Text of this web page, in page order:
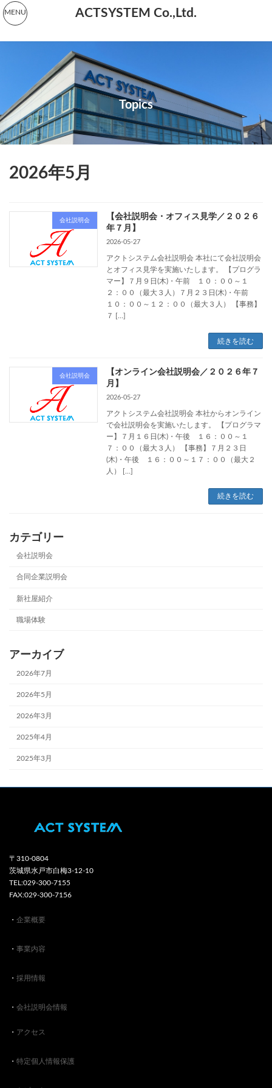
コ
ン
ナ
ビ
ACTSYSTEM Co.,Ltd.
Topics
2026年5月
会社説明会
【会社説明会・オフィス見学／２０２６
年７月】
2026-05-27
アクトシステム会社説明会 本社にて会社説明会
とオフィス見学を実施いたします。 【プログラ
マー】７月９日(木)・午前 １０：００～１
２：００（最大３人）７月２３日(木)・午前
１０：００～１２：００（最大３人） 【事務】
７ […]
続きを読む
会社説明会
【オンライン会社説明会／２０２６年７
月】
2026-05-27
アクトシステム会社説明会 本社からオンライン
で会社説明会を実施いたします。 【プログラマ
ー】７月１６日(木)・午後 １６：００～１
７：００（最大３人） 【事務】７月２３日
(木)・午後 １６：００～１７：００（最大２
人） […]
続きを読む
カテゴリー
会社説明会
合同企業説明会
新社屋紹介
職場体験
アーカイブ
2026年7月
2026年5月
2026年3月
2025年4月
2025年3月
〒310-0804
茨城県水戸市白梅3-12-10
TEL:029-300-7155
FAX:029-300-7156
・ 企業概要
・ 事業内容
・ 採用情報
・ 会社説明会情報
・ アクセス
・ 特定個人情報保護
MENU